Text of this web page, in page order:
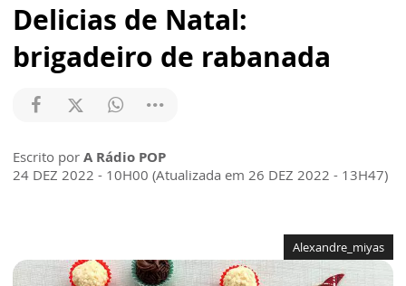
Delicias de Natal:
brigadeiro de rabanada
Escrito por A Rádio POP
24 DEZ 2022 - 10H00 (Atualizada em 26 DEZ 2022 - 13H47)
Alexandre_miyas